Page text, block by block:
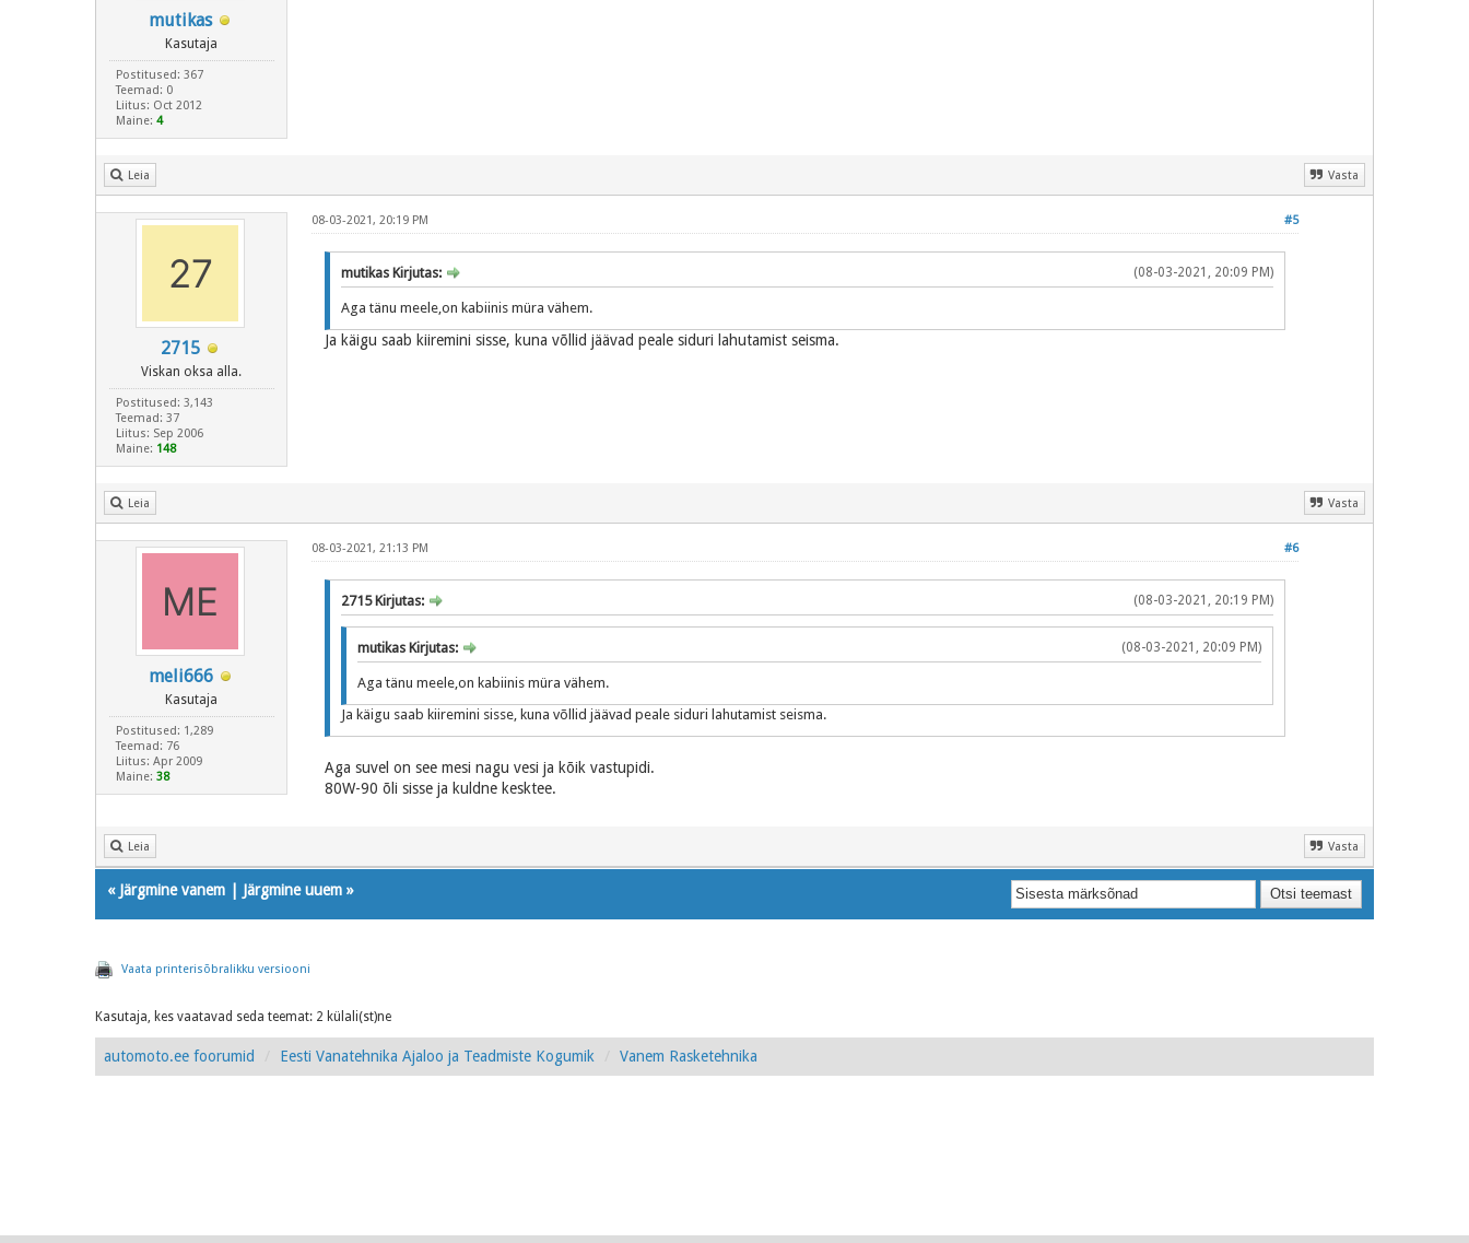
mutikas
Kasutaja
Postitused: 367
Teemad: 0
Liitus: Oct 2012
Maine: 4
Leia Vasta
2715
Viskan oksa alla.
Postitused: 3,143
Teemad: 37
Liitus: Sep 2006
Maine: 148
#5
08-03-2021, 20:19 PM
(08-03-2021, 20:09 PM)
mutikas Kirjutas:
Aga tänu meele,on kabiinis müra vähem.
Ja käigu saab kiiremini sisse, kuna võllid jäävad peale siduri lahutamist seisma.
Leia Vasta
meli666
Kasutaja
Postitused: 1,289
Teemad: 76
Liitus: Apr 2009
Maine: 38
#6
08-03-2021, 21:13 PM
(08-03-2021, 20:19 PM)
2715 Kirjutas:
(08-03-2021, 20:09 PM)
mutikas Kirjutas:
Aga tänu meele,on kabiinis müra vähem.
Ja käigu saab kiiremini sisse, kuna võllid jäävad peale siduri lahutamist seisma.
Aga suvel on see mesi nagu vesi ja kõik vastupidi.
80W-90 õli sisse ja kuldne kesktee.
Leia Vasta
« Järgmine vanem Järgmine uuem »
Vaata printerisõbralikku versiooni
Kasutaja, kes vaatavad seda teemat: 2 külali(st)ne
automoto.ee foorumid Eesti Vanatehnika Ajaloo ja Teadmiste Kogumik Vanem Rasketehnika